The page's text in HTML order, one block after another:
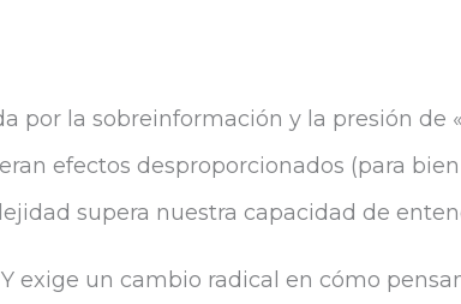
por la sobreinformación y la presión de
efectos desproporcionados (para
supera nuestra capacidad de
exige un cambio radical en cómo